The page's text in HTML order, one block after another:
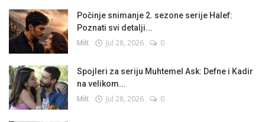
Počinje snimanje 2. sezone serije Halef:
Poznati svi detalji...
Milt Jul 28, 2026 0
Spojleri za seriju Muhtemel Ask: Defne i Kadir
na velikom...
Milt Jul 28, 2026 0